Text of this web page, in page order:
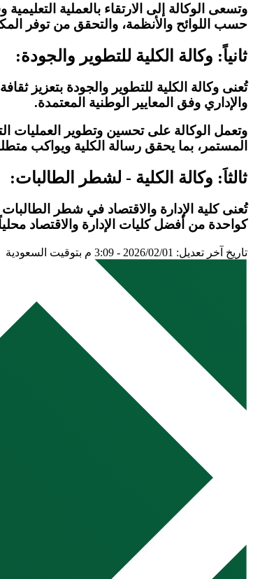
وتسعى الوكالة إلى الارتقاء بالعملية
حسب اللوائح والأنظمة، والتحقق من توفر
ثانياً: وكالة الكلية للتطوير والجودة:
تُعنى وكالة الكلية للتطوير والجودة بتعزيز
والإداري وفق المعايير الوطنية المعتمدة.
وتعمل الوكالة على تحسين وتطوير العمليات
المستمر، بما يحقق رسالة الكلية ويواكب
ثالثاَ: وكالة الكلية - لشطر الطالبات:
تُعنى كلية الإدارة والاقتصاد في شطر
كواحدة من أفضل كليات الإدارة والاقتصاد
تاريخ آخر تعديل: 2026/02/01 - 3:09 م بتوقيت السعودية